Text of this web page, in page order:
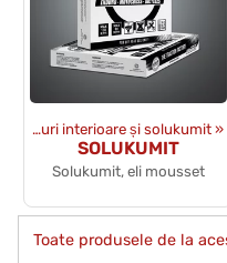
Tuburi interioare și solukumit ‪»
SOLUKUMIT
Solukumit, eli mousset
Toate produsele de la